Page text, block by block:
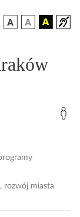
rozwój miasta